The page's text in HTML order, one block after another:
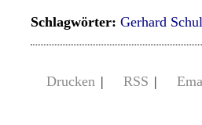
Schlagwörter: Gerhard
Drucken | RSS |